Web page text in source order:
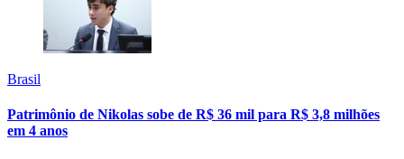
Brasil
Patrimônio de Nikolas sobe de R$ 36 mil para R$ 3,8 milhões
em 4 anos